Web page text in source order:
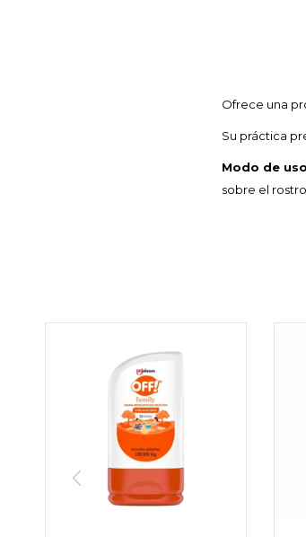
Ofrece una
Su práctica
Modo de
sobre el